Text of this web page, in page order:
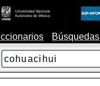
Búsquedas